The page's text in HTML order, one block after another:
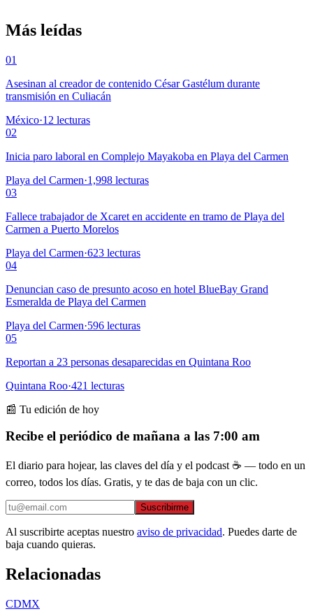
Más leídas
01
Asesinan al creador de contenido César Gastélum durante
transmisión en Culiacán
México·12 lecturas
02
Inicia paro laboral en Complejo Mayakoba en Playa del Carmen
Playa del Carmen·1,998 lecturas
03
Fallece trabajador de Xcaret en accidente en tramo de Playa del
Carmen a Puerto Morelos
Playa del Carmen·623 lecturas
04
Denuncian caso de presunto acoso en hotel BlueBay Grand
Esmeralda de Playa del Carmen
Playa del Carmen·596 lecturas
05
Reportan a 23 personas desaparecidas en Quintana Roo
Quintana Roo·421 lecturas
📰 Tu edición de hoy
Recibe el periódico de mañana a las 7:00 am
El diario para hojear, las claves del día y el podcast ☕ — todo en un
correo, todos los días. Gratis, y te das de baja con un clic.
Suscribirme
Al suscribirte aceptas nuestro aviso de privacidad. Puedes darte de
baja cuando quieras.
Relacionadas
CDMX